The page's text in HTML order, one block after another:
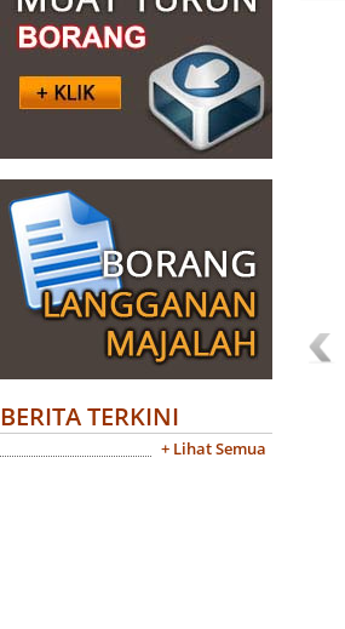
BERITA TERKINI
+ Lihat Semua